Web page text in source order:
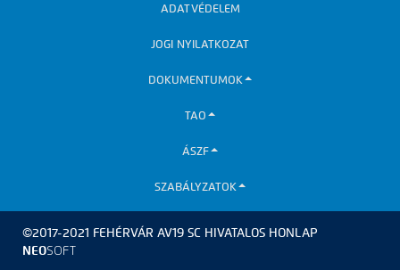
ADATVÉDELEM
JOGI NYILATKOZAT
DOKUMENTUMOK
TAO
ÁSZF
SZABÁLYZATOK
©2017-2021 FEHÉRVÁR AV19 SC HIVATALOS HONLAP
NEOSOFT